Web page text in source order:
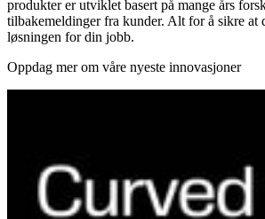
produkter er utviklet basert på mange års
tilbakemeldinger fra kunder. Alt for å sikre at
løsningen for din jobb.
Oppdag mer om våre nyeste innovasjoner